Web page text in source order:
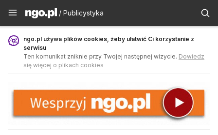
Publicystyka - ngo.pl
/ Publicystyka
ngo.pl używa plików cookies, żeby ułatwić Ci korzystanie z
serwisu
Ten komunikat zniknie przy Twojej następnej wizycie. Dowiedz
się więcej o plikach cookies